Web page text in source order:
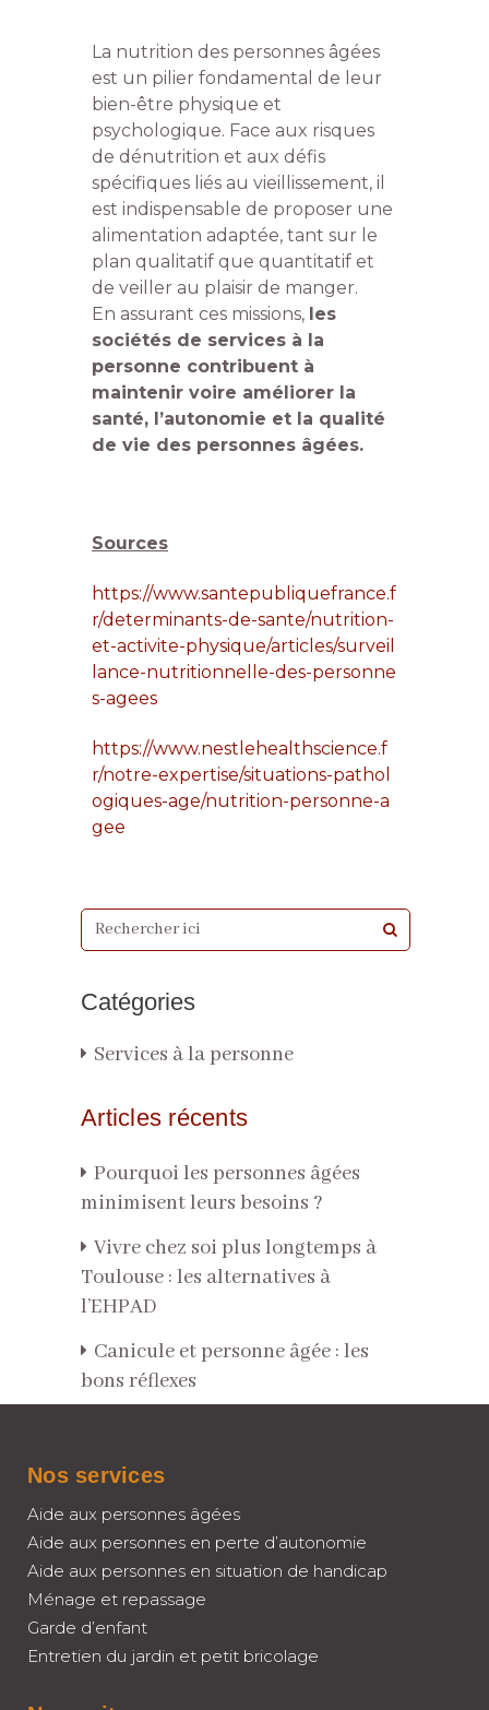
La nutrition des personnes âgées
est un pilier fondamental de leur
bien-être physique et
psychologique. Face aux risques
de dénutrition et aux défis
spécifiques liés au vieillissement, il
est indispensable de proposer une
alimentation adaptée, tant sur le
plan qualitatif que quantitatif et
de veiller au plaisir de manger.
En assurant ces missions, les
sociétés de services à la
personne contribuent à
maintenir voire améliorer la
santé, l’autonomie et la qualité
de vie des personnes âgées.
Sources
https://www.santepubliquefrance.f
r/determinants-de-sante/nutrition-
et-activite-physique/articles/surveil
lance-nutritionnelle-des-personne
s-agees
https://www.nestlehealthscience.f
r/notre-expertise/situations-pathol
ogiques-age/nutrition-personne-a
gee
Catégories
Services à la personne
Articles récents
Pourquoi les personnes âgées
minimisent leurs besoins ?
Vivre chez soi plus longtemps à
Toulouse : les alternatives à
l’EHPAD
Canicule et personne âgée : les
bons réflexes
Nos services
Aide aux personnes âgées
Aide aux personnes en perte d’autonomie
Aide aux personnes en situation de handicap
Ménage et repassage
Garde d’enfant
Entretien du jardin et petit bricolage